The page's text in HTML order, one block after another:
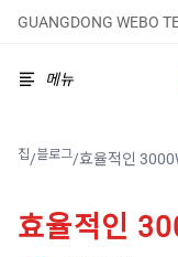
GUANGDONG WEBO
메뉴
집/블로그/효율적인
효율적인